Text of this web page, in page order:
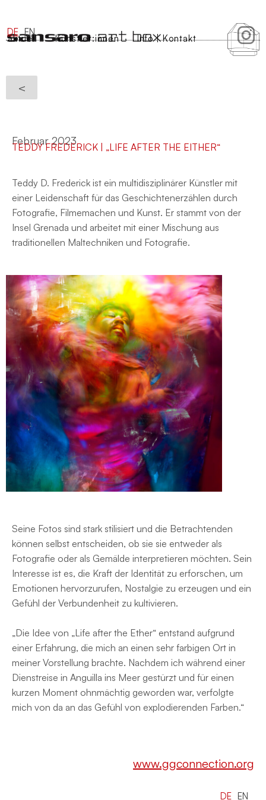
DE EN
aktuell Künstler:innen Info | Kontakt
<
Februar 2023
TEDDY FREDERICK | „LIFE AFTER THE EITHER“
Teddy D. Frederick ist ein multidisziplinärer Künstler mit
einer Leidenschaft für das Geschichtenerzählen durch
Fotografie, Filmemachen und Kunst. Er stammt von der
Insel Grenada und arbeitet mit einer Mischung aus
traditionellen Maltechniken und Fotografie.
Seine Fotos sind stark stilisiert und die Betrachtenden
können selbst entscheiden, ob sie sie entweder als
Fotografie oder als Gemälde interpretieren möchten. Sein
Interesse ist es, die Kraft der Identität zu erforschen, um
Emotionen hervorzurufen, Nostalgie zu erzeugen und ein
Gefühl der Verbundenheit zu kultivieren.
„Die Idee von „Life after the Ether“ entstand aufgrund
einer Erfahrung, die mich an einen sehr farbigen Ort in
meiner Vorstellung brachte. Nachdem ich während einer
Dienstreise in Anguilla ins Meer gestürzt und für einen
kurzen Moment ohnmächtig geworden war, verfolgte
mich von da an das Gefühl von explodierenden Farben.“
www.ggconnection.org
DE EN